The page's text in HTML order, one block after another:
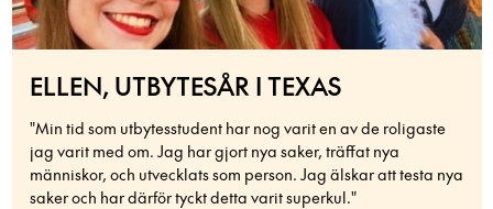
ELLEN, UTBYTESÅR I TEXAS
"Min tid som utbytesstudent har nog varit en av de roligaste
jag varit med om. Jag har gjort nya saker, träffat nya
människor, och utvecklats som person. Jag älskar att testa nya
saker och har därför tyckt detta varit superkul."